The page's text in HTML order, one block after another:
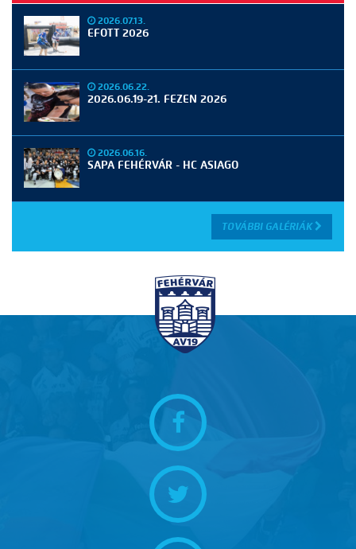
2026.07.13.
EFOTT 2026
2026.06.22.
2026.06.19-21. FEZEN 2026
2026.06.16.
SAPA FEHÉRVÁR - HC ASIAGO
TOVÁBBI GALÉRIÁK